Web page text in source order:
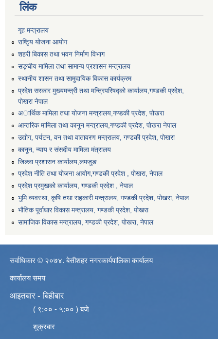
लिंक
गृह मन्त्रालय
राष्टि्ृय योजना आयोग
शहरी बिकास तथा भवन निर्माण विभाग
सङ्घीय मामिला तथा सामान्य प्रशासन मन्त्रालय
स्थानीय शासन तथा सामुदायिक विकास कार्यक्रम
प्रदेश सरकार मुख्यमन्त्री तथा मन्त्रिपरिषद्को कार्यालय,गण्डकी प्रदेश,
पाेखरा नेपाल
अार्थिक मामिला तथा योजना मन्त्रालय,गण्डकी प्रदेश, पोखरा
आन्तरिक मामिला तथा कानून मन्त्रालय,गण्डकी प्रदेश, पाेखरा नेपाल
उद्योग, पर्यटन, वन तथा वातावरण मन्त्रालय, गण्डकी प्रदेश, पोखरा
कानून, न्याय र संसदीय मामिला मंत्रालय
जिल्ला प्रशासन कार्यालय,लमजुङ
प्रदेश नीति तथा योजना आयोग,गण्डकी प्रदेश , पोखरा, नेपाल
प्रदेश प्रमुखको कार्यालय, गण्डकी प्रदेश , नेपाल
भुमि व्यवस्था, कृषि तथा सहकारी मन्त्रालय, गण्डकी प्रदेश, पोखरा, नेपाल
भौतिक पूर्वाधार विकास मन्त्रालय, गण्डकी प्रदेश, पाेखरा
सामाजिक विकास मन्त्रालय, गण्डकी प्रदेश, पोखरा, नेपाल
सर्वाधिकार © २०७४. बेसीशहर नगरकार्यपालिका कार्यालय
कार्यालय समय
आइतबार - बिहीबार
( ९:०० - ५:०० ) बजे
शुक्रबार